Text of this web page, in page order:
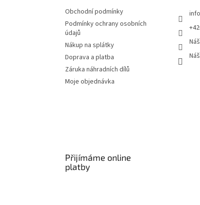
Obchodní podmínky
Podmínky ochrany osobních
údajů
Nákup na splátky
Doprava a platba
Záruka náhradních dílů
Moje objednávka
info
Přijímáme online
platby